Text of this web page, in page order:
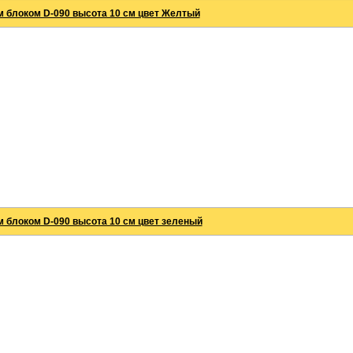
D-090 высота 10 см цвет Желтый
D-090 высота 10 см цвет зеленый